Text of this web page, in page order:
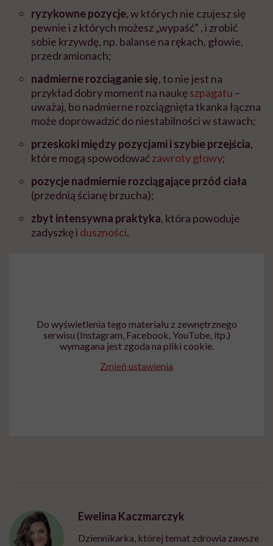
ryzykowne pozycje, w których nie czujesz się
pewnie i z których możesz „wypaść” , i zrobić
sobie krzywdę, np. balanse na rękach, głowie,
przedramionach;
nadmierne rozciąganie się, to nie jest na
przykład dobry moment na naukęszpagatu –
uważaj, bo nadmierne rozciągnięta tkanka łączna
może doprowadzić do niestabilności w stawach;
przeskoki między pozycjami i szybie przejścia,
które mogą spowodowaćzawroty głowy;
pozycje nadmiernie rozciągające przód ciała
(przednią ścianę brzucha);
zbyt intensywna praktyka, która powoduje
zadyszkę i duszności.
Do wyświetlenia tego materiału z zewnętrznego
serwisu (Instagram, Facebook, YouTube, itp.)
wymagana jest zgoda na pliki cookie.
Zmień ustawienia
Ewelina Kaczmarczyk
Dziennikarka, której temat zdrowia zawsze